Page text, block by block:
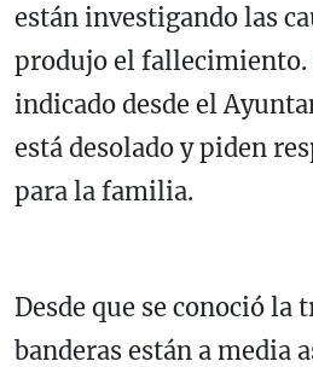
están investigando las
produjo el fallecimiento.
indicado desde el
está desolado y piden
para la familia.
Desde que se conoció
banderas están a media